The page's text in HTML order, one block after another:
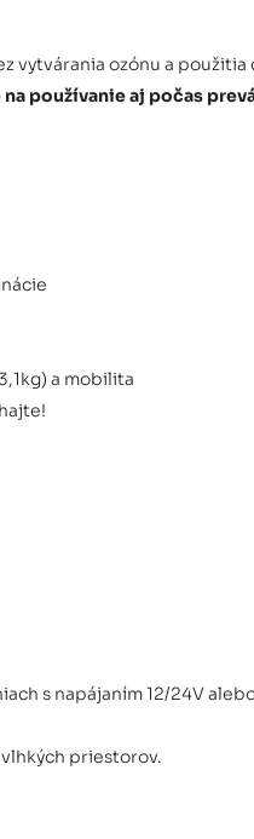
vytvárania ozónu a
používanie aj počas
a mobilita
s napájaním 12/24V
priestorov.